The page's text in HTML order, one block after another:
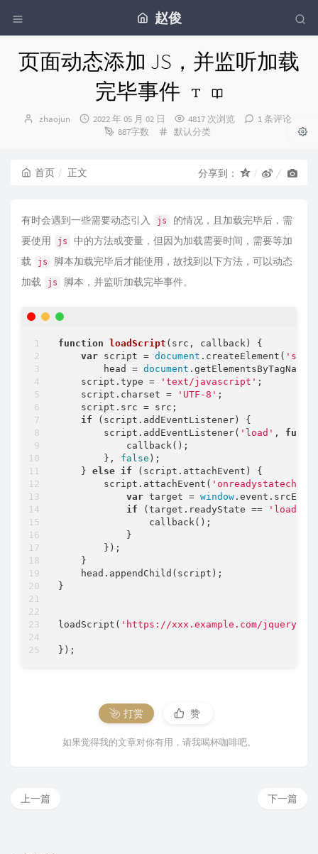
赵俊
页面动态添加 JS，并监听加载
完毕事件
博
zhaojun
发
2022 年 05 月 02 日 4817 次浏览
1 条评论
887字数
分
默认分类
首页 正文 分享到：
有时会遇到一些需要动态引入 js
的情况，且加载完毕后，需
要使用
js
中的方法或变量，但因为加载需要时间，需要等加
载
js
脚本加载完毕后才能使用，故找到以下方法，可以动态
加载
js 脚本，并监听加载完毕事件。
function loadScript ( src, callback ) {
var script = document .createElement(
        head =
document .getElementsByTagName(
    script.type =
'text/javascript' ;
    script.charset =
'UTF-8' ;
    script.src = src;
if (script.addEventListener) {
        script.addEventListener(
'load' ,
            callback();
        },
false );
    }
else if (script.attachEvent) {
        script.attachEvent(
var target = window
if (target.readyState == 'loaded'
                callback();
            }
        });
    }
    head.appendChild(script);
}
loadScript( 'https://xxx.example.com/
打赏 赞
如果觉得我的文章对你有用，请我喝杯咖啡吧。
下一篇
上一篇